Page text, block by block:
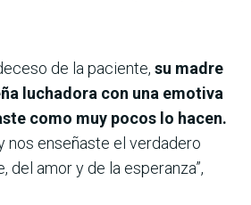
de la paciente, su madre
luchadora con una emotiva
como muy pocos lo hacen.
nos enseñaste el verdadero
del amor y de la esperanza”,